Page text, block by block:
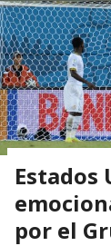
Estados
por el